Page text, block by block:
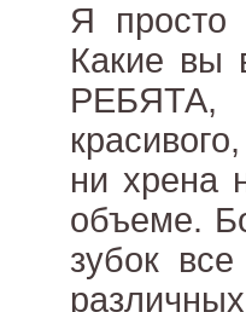
Я просто
Какие вы
ни хрена
объеме.
зубок